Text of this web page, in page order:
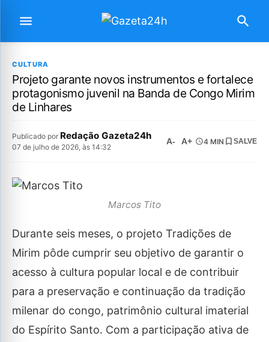
CULTURA
Projeto garante novos instrumentos e fortalece
protagonismo juvenil na Banda de Congo Mirim
de Linhares
Publicado por Redação Gazeta24h
07 de julho de 2026, às 14:32
A- A+ 4 MIN SALVE
Marcos Tito
Durante seis meses, o projeto Tradições de
Mirim pôde cumprir seu objetivo de garantir o
acesso à cultura popular local e de contribuir
para a preservação e continuação da tradição
milenar do congo, patrimônio cultural imaterial
do Espírito Santo. Com a participação ativa de